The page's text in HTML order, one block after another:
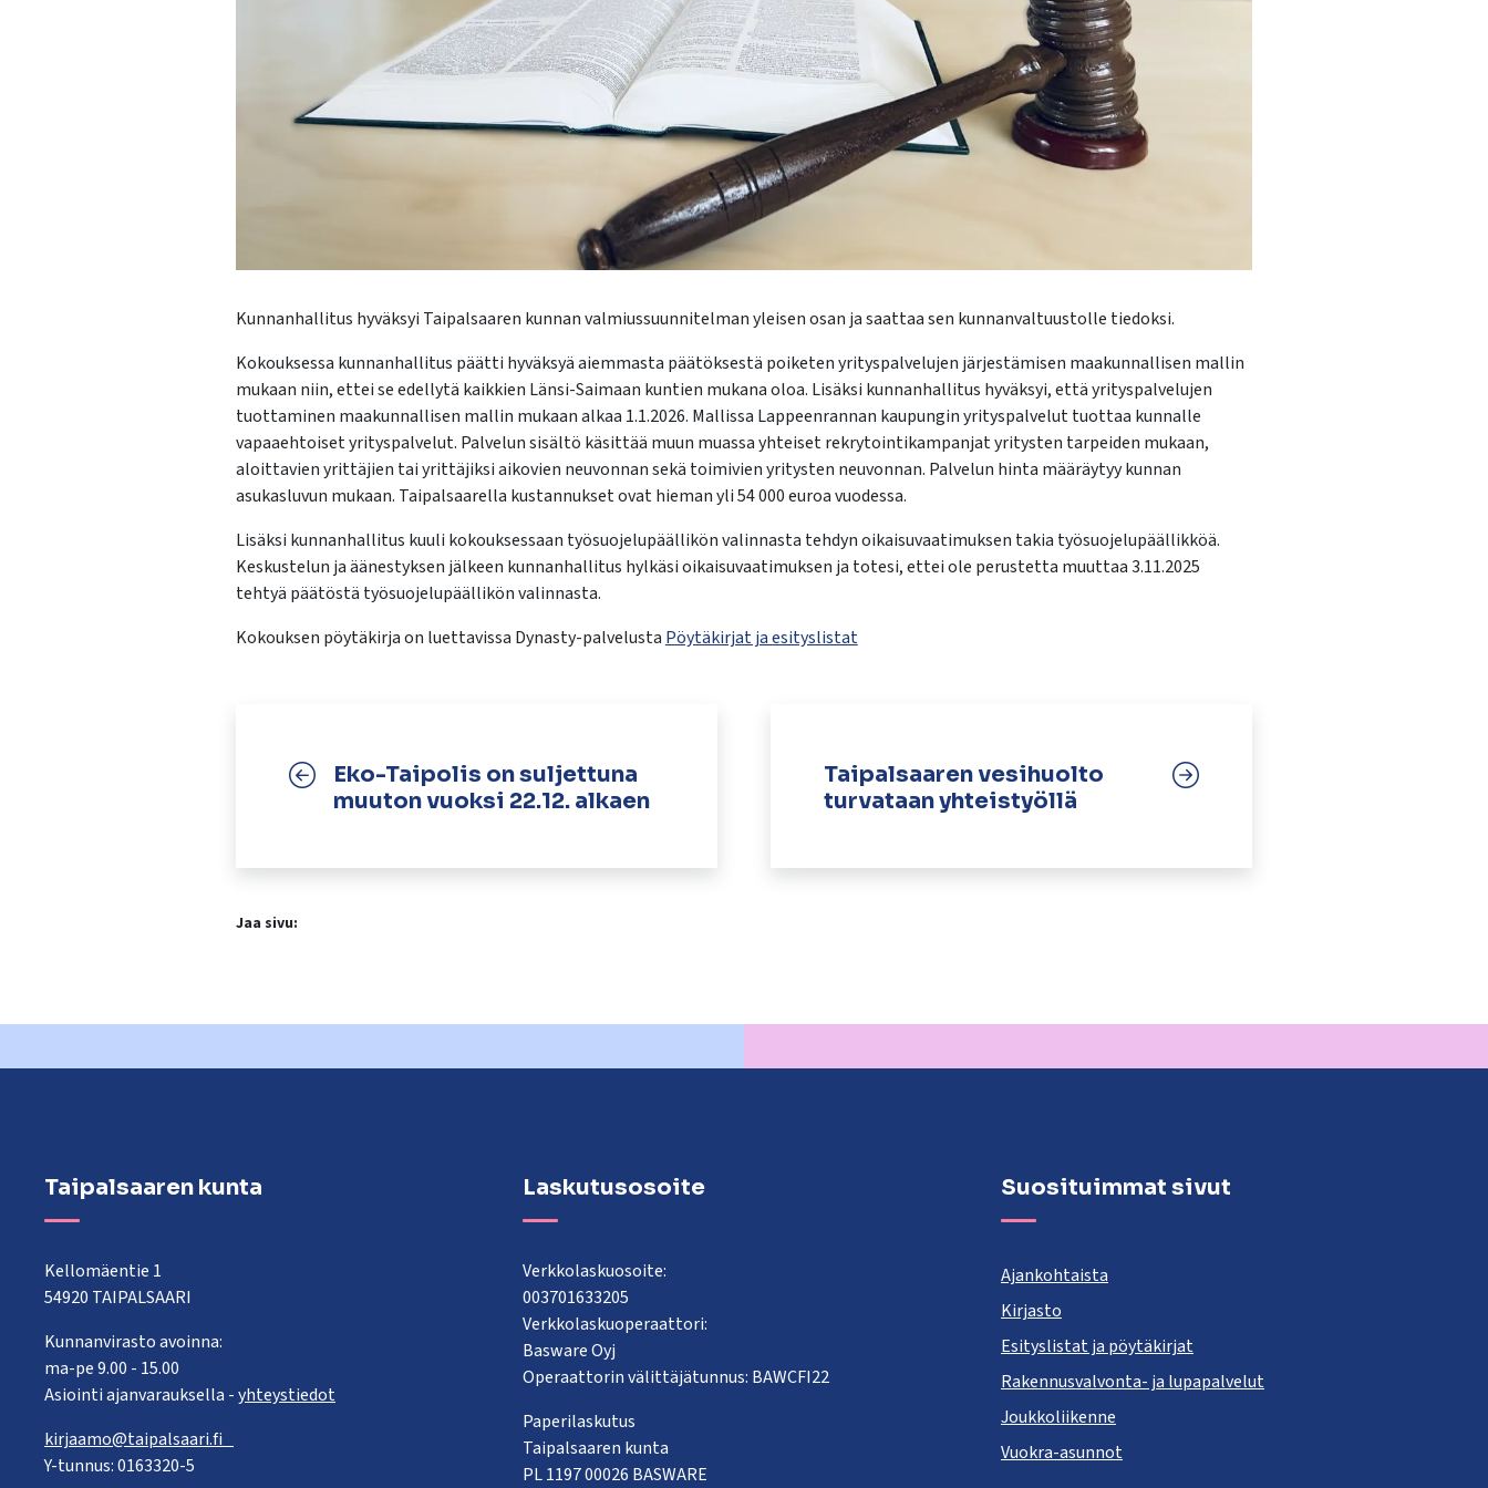
Kunnanhallitus hyväksyi Taipalsaaren kunnan valmiussuunnitelman yleisen osan ja saattaa sen kunnanvaltuustolle tiedoksi.
Kokouksessa kunnanhallitus päätti hyväksyä aiemmasta päätöksestä poiketen yrityspalvelujen järjestämisen maakunnallisen mallin
mukaan niin, ettei se edellytä kaikkien Länsi-Saimaan kuntien mukana oloa. Lisäksi kunnanhallitus hyväksyi, että yrityspalvelujen
tuottaminen maakunnallisen mallin mukaan alkaa 1.1.2026. Mallissa Lappeenrannan kaupungin yrityspalvelut tuottaa kunnalle
vapaaehtoiset yrityspalvelut. Palvelun sisältö käsittää muun muassa yhteiset rekrytointikampanjat yritysten tarpeiden mukaan,
aloittavien yrittäjien tai yrittäjiksi aikovien neuvonnan sekä toimivien yritysten neuvonnan. Palvelun hinta määräytyy kunnan
asukasluvun mukaan. Taipalsaarella kustannukset ovat hieman yli 54 000 euroa vuodessa.
Lisäksi kunnanhallitus kuuli kokouksessaan työsuojelupäällikön valinnasta tehdyn oikaisuvaatimuksen takia työsuojelupäällikköä.
Keskustelun ja äänestyksen jälkeen kunnanhallitus hylkäsi oikaisuvaatimuksen ja totesi, ettei ole perustetta muuttaa 3.11.2025
tehtyä päätöstä työsuojelupäällikön valinnasta.
Kokouksen pöytäkirja on luettavissa Dynasty-palvelustaPöytäkirjat ja esityslistat
Eko-Taipolis on suljettuna
muuton vuoksi 22.12. alkaen
Taipalsaaren vesihuolto
turvataan yhteistyöllä
Jaa sivu:
Taipalsaaren kunta
Kellomäentie 1
54920 TAIPALSAARI
Kunnanvirasto avoinna:
ma-pe 9.00 - 15.00
Asiointi ajanvarauksella -yhteystiedot
kirjaamo@taipalsaari.fi
Y-tunnus: 0163320-5
Laskutusosoite
Verkkolaskuosoite:
003701633205
Verkkolaskuoperaattori:
Basware Oyj
Operaattorin välittäjätunnus: BAWCFI22
Paperilaskutus
Taipalsaaren kunta
PL 1197 00026 BASWARE
Suosituimmat sivut
Ajankohtaista
Kirjasto
Esityslistat ja pöytäkirjat
Rakennusvalvonta- ja lupapalvelut
Joukkoliikenne
Vuokra-asunnot